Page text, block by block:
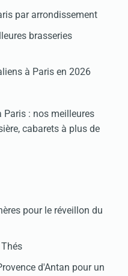
par arrondissement
brasseries
à Paris en 2026
Paris : nos meilleures
cabarets à plus de
pour le réveillon du
d'Antan pour un